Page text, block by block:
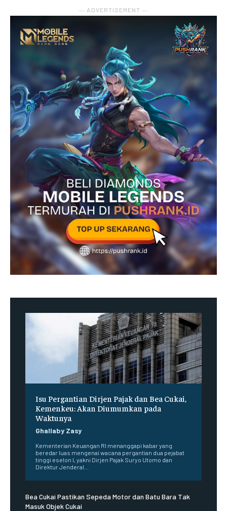
― ADVERTISEMENT ―
Isu Pergantian Dirjen Pajak dan Bea Cukai,
Kemenkeu: Akan Diumumkan pada
Waktunya
Ghallaby Zasy
Kementerian Keuangan RI menanggapi kabar yang
beredar luas mengenai wacana pergantian dua pejabat
tinggi eselon I, yakni Dirjen Pajak Suryo Utomo dan
Direktur Jenderal...
Bea Cukai Pastikan Sepeda Motor dan Batu Bara Tak
Masuk Objek Cukai